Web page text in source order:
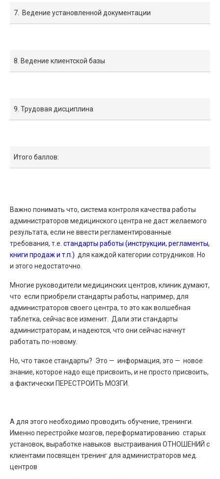
7. Ведение установленной документации
8. Ведение клиентской базы
9. Трудовая дисциплина
Итого баллов:
Важно понимать что, система контроля качества работы
администраторов медицинского центра не даст желаемого
результата, если не ввести регламентированные
требования, т.е. стандарты работы (инструкции, регламенты,
книги продаж и т.п.) для каждой категории сотрудников. Но
и этого недостаточно.
Многие руководители медицинских центров, клиник думают,
что если приобрели стандарты работы, например, для
администраторов своего центра, то это как волшебная
таблетка, сейчас все изменит. Дали эти стандарты
администраторам, и надеются, что они сейчас начнут
работать по-новому.
Но, что такое стандарты? Это — информация, это — новое
знание, которое надо еще присвоить, и не просто присвоить,
а фактически ПЕРЕСТРОИТЬ МОЗГИ.
А для этого необходимо проводить обучение, тренинги.
Именно перестройке мозгов, переформатированию старых
установок, выработке навыков выстраивания ОТНОШЕНИЙ с
клиентами посвящен тренинг для администраторов мед.
центров